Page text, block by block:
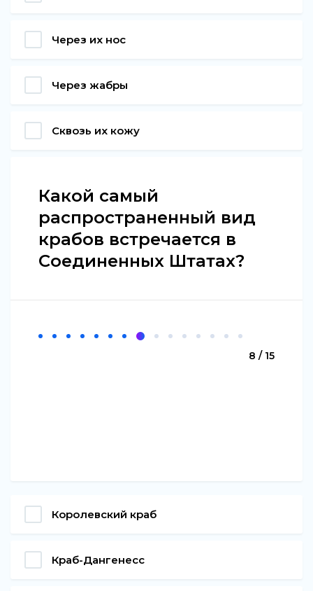
Через их нос
Через жабры
Сквозь их кожу
Какой самый
распространенный вид
крабов встречается в
Соединенных Штатах?
8 / 15
Королевский краб
Краб-Дангенесс